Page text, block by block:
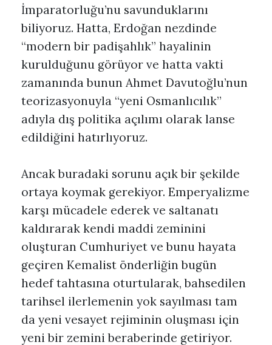
İmparatorluğu’nu savunduklarını
biliyoruz. Hatta, Erdoğan nezdinde
“modern bir padişahlık” hayalinin
kurulduğunu görüyor ve hatta vakti
zamanında bunun Ahmet Davutoğlu’nun
teorizasyonuyla “yeni Osmanlıcılık”
adıyla dış politika açılımı olarak lanse
edildiğini hatırlıyoruz.
Ancak buradaki sorunu açık bir şekilde
ortaya koymak gerekiyor. Emperyalizme
karşı mücadele ederek ve saltanatı
kaldırarak kendi maddi zeminini
oluşturan Cumhuriyet ve bunu hayata
geçiren Kemalist önderliğin bugün
hedef tahtasına oturtularak, bahsedilen
tarihsel ilerlemenin yok sayılması tam
da yeni vesayet rejiminin oluşması için
yeni bir zemini beraberinde getiriyor.